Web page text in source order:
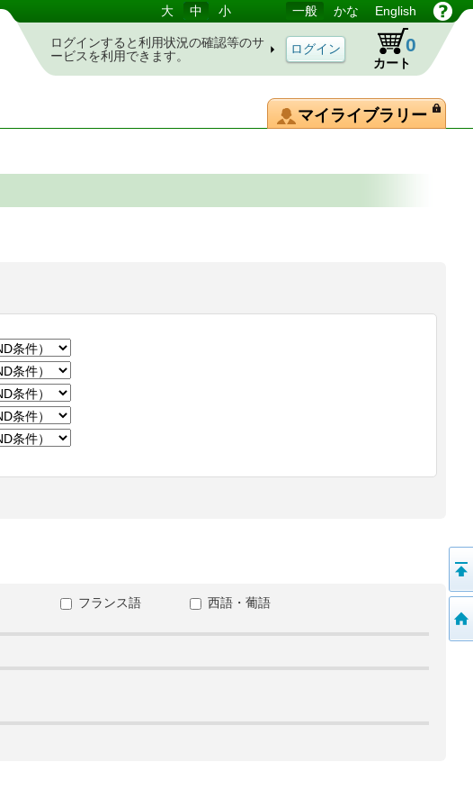
大 中 小 一般 かな English
ログインすると利用状況の確認等のサ
ービスを利用できます。
カート
0
マイライブラリー
フランス語
西語・葡語